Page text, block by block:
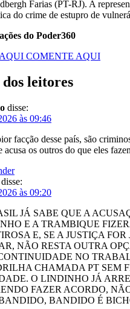
Farias (PT-RJ). A
do crime de estupro de
do Poder360
COMENTE AQUI
leitores
disse:
às 09:46
facção desse país, são
acusa os outros do que eles
disse:
às 09:20
JÁ SABE QUE A
E A TRAMBIQUE
E, SE A JUSTIÇA FOR
NÃO RESTA OUTRA
NO
CHAMADA PT SEM
O LINDINHO JÁ
FAZER ACORDO,
BANDIDO É